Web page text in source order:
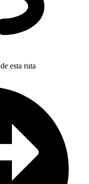
de esta ruta